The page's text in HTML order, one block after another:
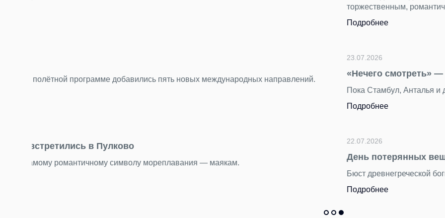
«Нечего смотреть» — самый несправедливый миф о столице Турции
Пока Стамбул, Анталья и другие курортные города хорошо знакомы путешественникам, Анкара остается в
Бюст древнегреческой богини, бензопилу и еще 15 тысяч вещей пассажиры оставили в терминале Пулково